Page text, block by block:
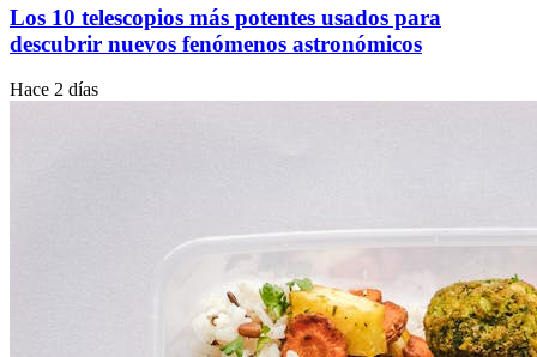
Los 10 telescopios más potentes usados para
descubrir nuevos fenómenos astronómicos
Hace 2 días